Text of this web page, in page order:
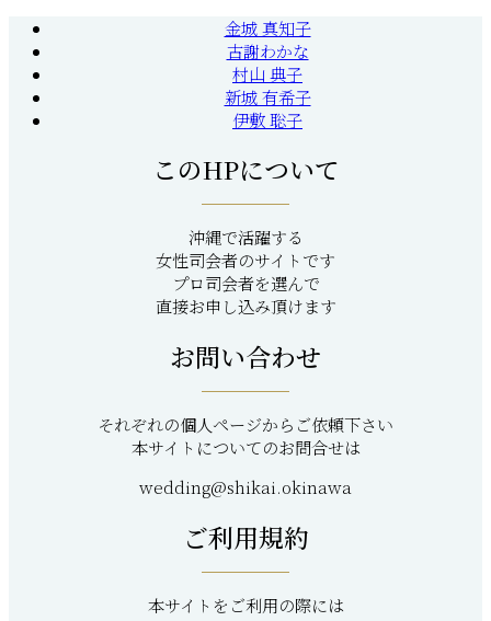
金城 真知子
古謝わかな
村山 典子
新城 有希子
伊敷 聡子
このHPについて
沖縄で活躍する
女性司会者のサイトです
プロ司会者を選んで
直接お申し込み頂けます
お問い合わせ
それぞれの個人ページからご依頼下さい
本サイトについてのお問合せは
wedding@shikai.okinawa
ご利用規約
本サイトをご利用の際には